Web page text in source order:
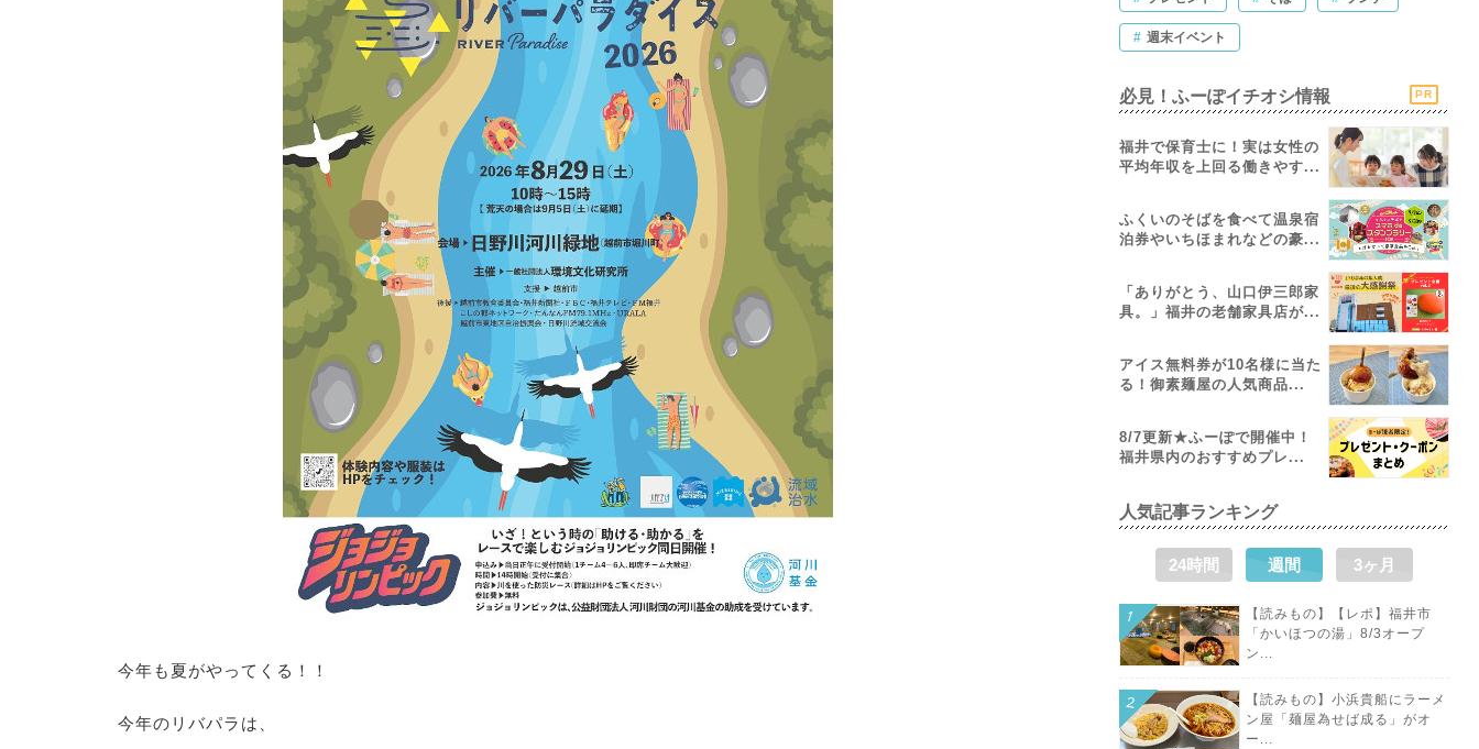
今年も夏がやってくる！！
今年のリバパラは、
# 週末イベント
必見！ふーぽイチオシ情報 PR
福井で保育士に！実は女性の
平均年収を上回る働きやす...
ふくいのそばを食べて温泉宿
泊券やいちほまれなどの豪...
「ありがとう、山口伊三郎家
具。」福井の老舗家具店が...
アイス無料券が10名様に当た
る！御素麺屋の人気商品...
8/7更新★ふーぽで開催中！
福井県内のおすすめプレ...
人気記事ランキング
24時間 週間 3ヶ月
【読みもの】【レポ】福井市
「かいほつの湯」8/3オープ
ン...
【読みもの】小浜貴船にラーメ
ン屋「麺屋為せば成る」がオ
ー...